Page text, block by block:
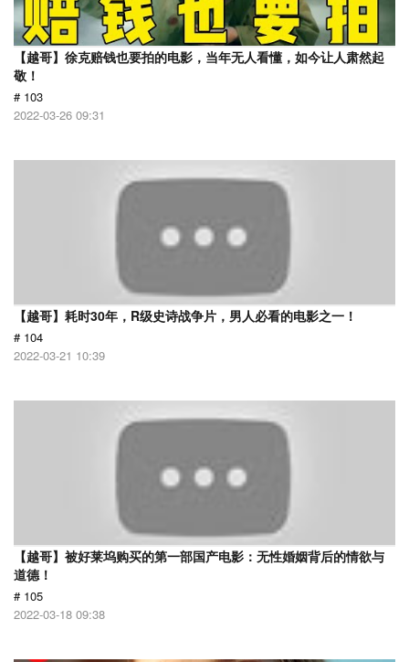
【越哥】徐克赔钱也要拍的电影，当年无人看懂，如今让人肃然起
敬！
# 103
2022-03-26 09:31
【越哥】耗时30年，R级史诗战争片，男人必看的电影之一！
# 104
2022-03-21 10:39
【越哥】被好莱坞购买的第一部国产电影：无性婚姻背后的情欲与
道德！
# 105
2022-03-18 09:38